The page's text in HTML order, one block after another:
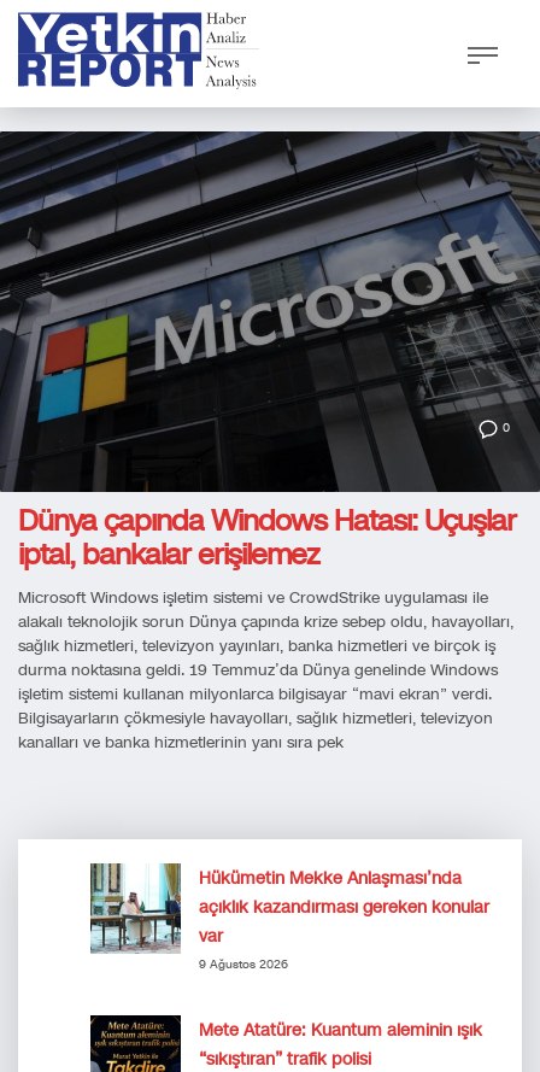
0
Dünya çapında Windows Hatası: Uçuşlar
iptal, bankalar erişilemez
Microsoft Windows işletim sistemi ve CrowdStrike uygulaması ile
alakalı teknolojik sorun Dünya çapında krize sebep oldu, havayolları,
sağlık hizmetleri, televizyon yayınları, banka hizmetleri ve birçok iş
durma noktasına geldi. 19 Temmuz’da Dünya genelinde Windows
işletim sistemi kullanan milyonlarca bilgisayar “mavi ekran” verdi.
Bilgisayarların çökmesiyle havayolları, sağlık hizmetleri, televizyon
kanalları ve banka hizmetlerinin yanı sıra pek
Hükümetin Mekke Anlaşması’nda
açıklık kazandırması gereken konular
var
9 Ağustos 2026
Mete Atatüre: Kuantum aleminin ışık
“sıkıştıran” trafik polisi